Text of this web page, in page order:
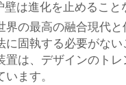
壁は進化を止めること
界の最高の融合現代
に固執する必要がな
置は、デザインのト
います。